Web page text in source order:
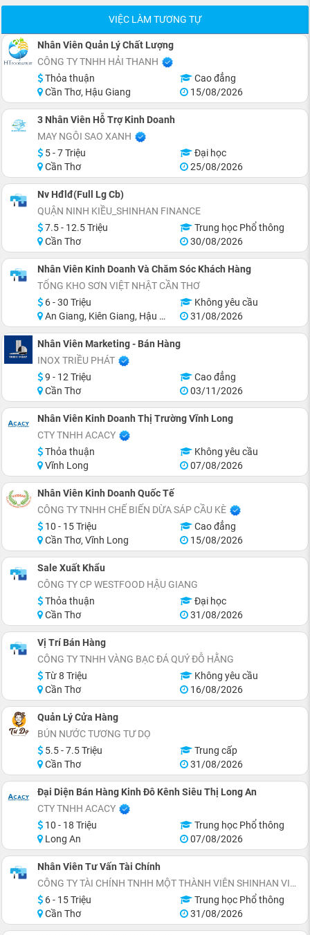
VIỆC LÀM TƯƠNG TỰ
Nhân Viên Quản Lý Chất Lượng
CÔNG TY TNHH HẢI THANH
Thỏa thuận
Cao đẳng
Cần Thơ, Hậu Giang
15/08/2026
3 Nhân Viên Hỗ Trợ Kinh Doanh
MAY NGÔI SAO XANH
5 - 7 Triệu
Đại học
Cần Thơ
25/08/2026
Nv Hđlđ(Full Lg Cb)
QUẬN NINH KIỀU_SHINHAN FINANCE
7.5 - 12.5 Triệu
Trung học Phổ thông
Cần Thơ
30/08/2026
Nhân Viên Kinh Doanh Và Chăm Sóc Khách Hàng
TỔNG KHO SƠN VIỆT NHẬT CẦN THƠ
6 - 30 Triệu
Không yêu cầu
An Giang, Kiên Giang, Hậu Giang, Sóc Trăng, Bạc Liêu, Cà Mau
31/08/2026
Nhân Viên Marketing - Bán Hàng
INOX TRIỀU PHÁT
9 - 12 Triệu
Cao đẳng
Cần Thơ
03/11/2026
Nhân Viên Kinh Doanh Thị Trường Vĩnh Long
CTY TNHH ACACY
Thỏa thuận
Không yêu cầu
Vĩnh Long
07/08/2026
Nhân Viên Kinh Doanh Quốc Tế
CÔNG TY TNHH CHẾ BIẾN DỪA SÁP CẦU KÈ
10 - 15 Triệu
Cao đẳng
Cần Thơ, Vĩnh Long
15/08/2026
Sale Xuất Khẩu
CÔNG TY CP WESTFOOD HẬU GIANG
Thỏa thuận
Đại học
Cần Thơ
31/08/2026
Vị Trí Bán Hàng
CÔNG TY TNHH VÀNG BẠC ĐÁ QUÝ ĐỖ HẰNG
Từ 8 Triệu
Không yêu cầu
Cần Thơ
16/08/2026
Quản Lý Cửa Hàng
BÚN NƯỚC TƯƠNG TƯ DỌ
5.5 - 7.5 Triệu
Trung cấp
Cần Thơ
31/08/2026
Đại Diện Bán Hàng Kinh Đô Kênh Siêu Thị Long An
CTY TNHH ACACY
10 - 18 Triệu
Trung học Phổ thông
Long An
07/08/2026
Nhân Viên Tư Vấn Tài Chính
CÔNG TY TÀI CHÍNH TNHH MỘT THÀNH VIÊN SHINHAN VIỆT NAM (CẦN THƠ)
6 - 15 Triệu
Trung học Phổ thông
Cần Thơ
31/08/2026